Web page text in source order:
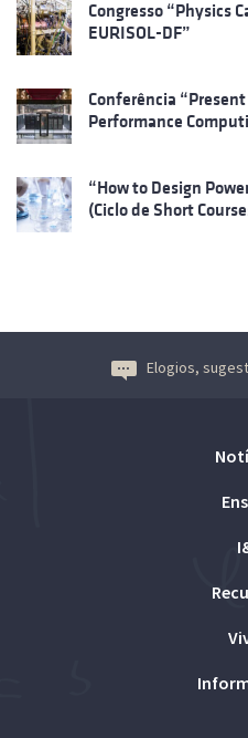
Congresso “Physics
EURISOL-DF”
Conferência
Performance
“How to Design
(Ciclo de Short
Elogios,